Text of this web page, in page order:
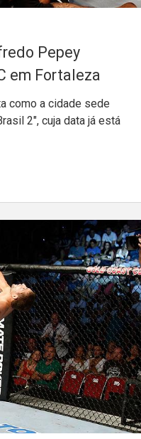
Pepey
em Fortaleza
como a cidade sede
2", cuja data já está